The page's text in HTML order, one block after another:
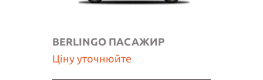
BERLINGO ПАСАЖИР
Ціну уточнюйте